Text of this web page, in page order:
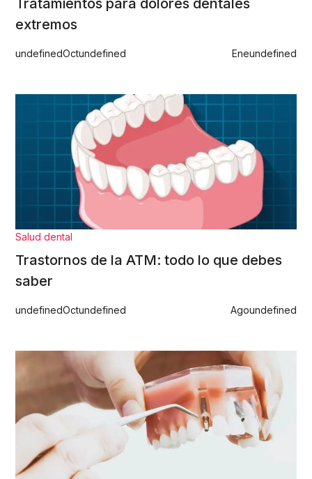
Tratamientos para dolores dentales
extremos
undefinedOctundefined Eneundefined
Salud dental
Trastornos de la ATM: todo lo que debes
saber
undefinedOctundefined Agoundefined